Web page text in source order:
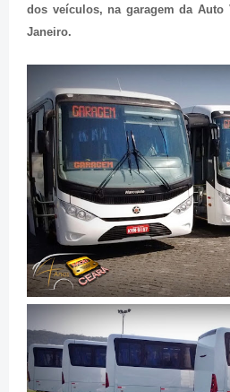
dos veículos, na garagem da Auto
Janeiro.